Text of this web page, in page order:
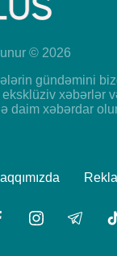
© 2026
gündəmini
xəbərlər
daim xəbərdar